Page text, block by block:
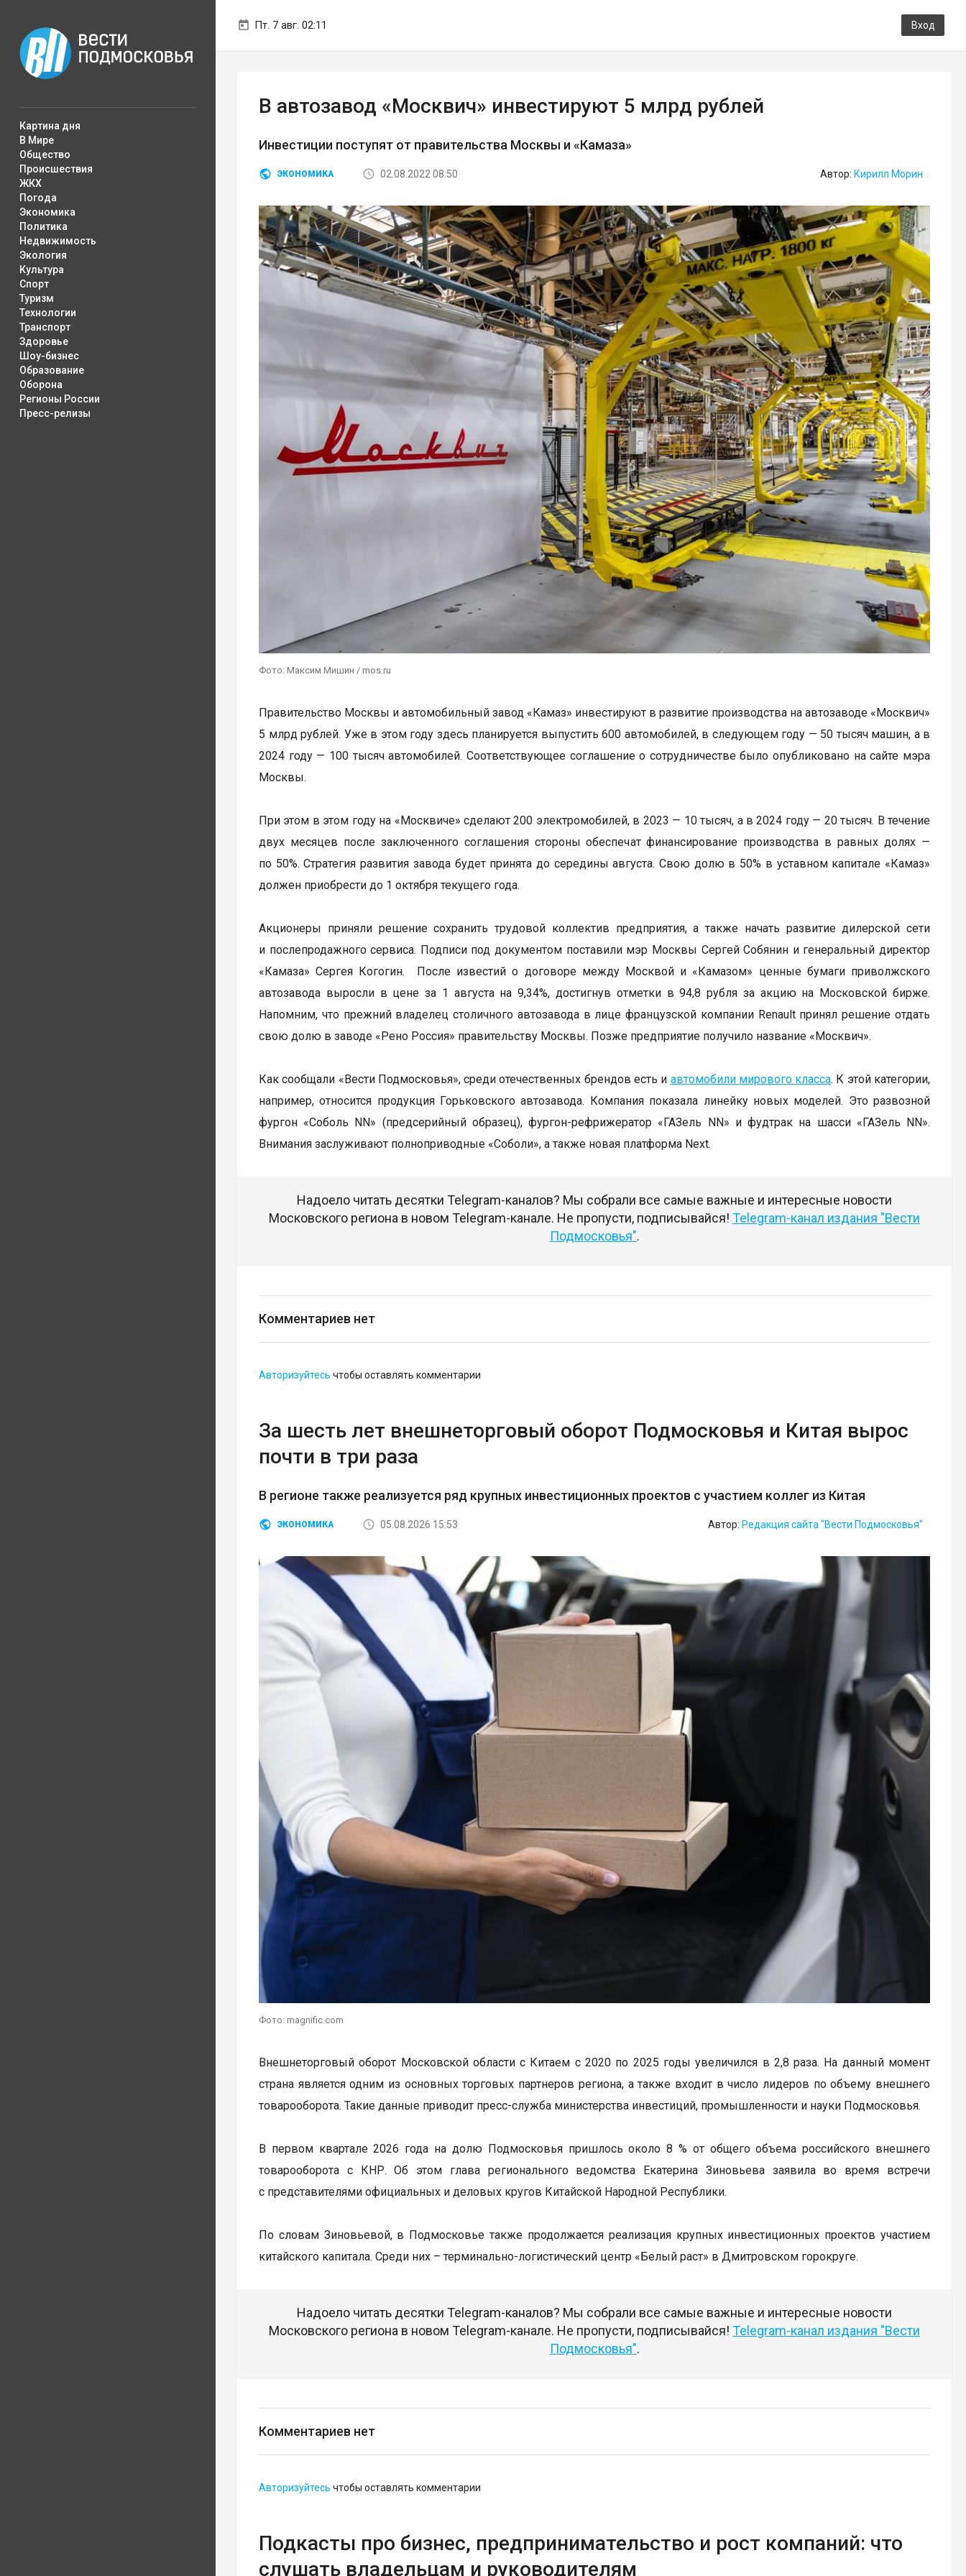
Пт. 7 авг. 02:11 Вход
Картина дня
В Мире
Общество
Происшествия
ЖКХ
Погода
Экономика
Политика
Недвижимость
Экология
Культура
Спорт
Туризм
Технологии
Транспорт
Здоровье
Шоу-бизнес
Образование
Оборона
Регионы России
Пресс-релизы
В автозавод «Москвич» инвестируют 5 млрд рублей
Инвестиции поступят от правительства Москвы и «Камаза»
ЭКОНОМИКА 02.08.2022 08:50 Автор: Кирилл Морин
Фото: Максим Мишин / mos.ru
Правительство Москвы и автомобильный завод «Камаз» инвестируют в развитие производства на автозаводе «Москвич»
5 млрд рублей. Уже в этом году здесь планируется выпустить 600 автомобилей, в следующем году — 50 тысяч машин, а в
2024 году — 100 тысяч автомобилей. Соответствующее соглашение о сотрудничестве было опубликовано на сайте мэра
Москвы.
При этом в этом году на «Москвиче» сделают 200 электромобилей, в 2023 — 10 тысяч, а в 2024 году — 20 тысяч. В течение
двух месяцев после заключенного соглашения стороны обеспечат финансирование производства в равных долях —
по 50%. Стратегия развития завода будет принята до середины августа. Свою долю в 50% в уставном капитале «Камаз»
должен приобрести до 1 октября текущего года.
Акционеры приняли решение сохранить трудовой коллектив предприятия, а также начать развитие дилерской сети
и послепродажного сервиса. Подписи под документом поставили мэр Москвы Сергей Собянин и генеральный директор
«Камаза» Сергея Когогин. После известий о договоре между Москвой и «Камазом» ценные бумаги приволжского
автозавода выросли в цене за 1 августа на 9,34%, достигнув отметки в 94,8 рубля за акцию на Московской бирже.
Напомним, что прежний владелец столичного автозавода в лице французской компании Renault принял решение отдать
свою долю в заводе «Рено Россия» правительству Москвы. Позже предприятие получило название «Москвич».
Как сообщали «Вести Подмосковья», среди отечественных брендов есть и автомобили мирового класса. К этой категории,
например, относится продукция Горьковского автозавода. Компания показала линейку новых моделей. Это развозной
фургон «Соболь NN» (предсерийный образец), фургон-рефрижератор «ГАЗель NN» и фудтрак на шасси «ГАЗель NN».
Внимания заслуживают полноприводные «Соболи», а также новая платформа Next.
Надоело читать десятки Telegram-каналов? Мы собрали все самые важные и интересные новости
Московского региона в новом Telegram-канале. Не пропусти, подписывайся! Telegram-канал издания "Вести
Подмосковья".
Комментариев нет
Авторизуйтесь чтобы оставлять комментарии
За шесть лет внешнеторговый оборот Подмосковья и Китая вырос
почти в три раза
В регионе также реализуется ряд крупных инвестиционных проектов с участием коллег из Китая
ЭКОНОМИКА 05.08.2026 15:53 Автор: Редакция сайта "Вести Подмосковья"
Фото: magnific.com
Внешнеторговый оборот Московской области с Китаем с 2020 по 2025 годы увеличился в 2,8 раза. На данный момент
страна является одним из основных торговых партнеров региона, а также входит в число лидеров по объему внешнего
товарооборота. Такие данные приводит пресс-служба министерства инвестиций, промышленности и науки Подмосковья.
В первом квартале 2026 года на долю Подмосковья пришлось около 8 % от общего объема российского внешнего
товарооборота с КНР. Об этом глава регионального ведомства Екатерина Зиновьева заявила во время встречи
с представителями официальных и деловых кругов Китайской Народной Республики.
По словам Зиновьевой, в Подмосковье также продолжается реализация крупных инвестиционных проектов участием
китайского капитала. Среди них – терминально-логистический центр «Белый раст» в Дмитровском горокруге.
Надоело читать десятки Telegram-каналов? Мы собрали все самые важные и интересные новости
Московского региона в новом Telegram-канале. Не пропусти, подписывайся! Telegram-канал издания "Вести
Подмосковья".
Комментариев нет
Авторизуйтесь чтобы оставлять комментарии
Подкасты про бизнес, предпринимательство и рост компаний: что
слушать владельцам и руководителям